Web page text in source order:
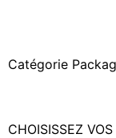
Catégorie
CHOISISSEZ